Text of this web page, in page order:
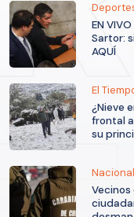
EN
Sartor:
AQUÍ
El
¿Nieve
frontal
su
Nacional
Vecinos